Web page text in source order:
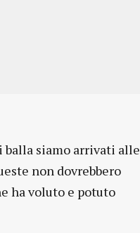
siamo arrivati alle
non dovrebbero
ha voluto e potuto